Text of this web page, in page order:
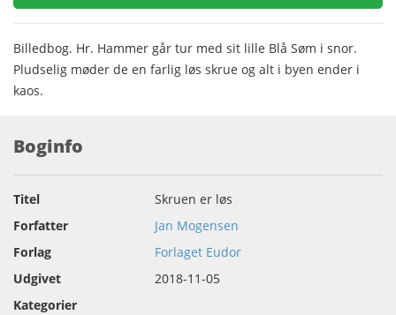
Billedbog. Hr. Hammer går tur med sit lille Blå Søm i snor.
Pludselig møder de en farlig løs skrue og alt i byen ender i
kaos.
Boginfo
Titel
Skruen er løs
Forfatter
Jan Mogensen
Forlag
Forlaget Eudor
Udgivet
2018-11-05
Kategorier